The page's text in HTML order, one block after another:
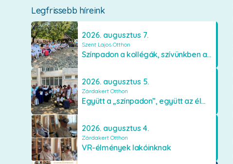
Legfrissebb híreink
2026. augusztus 7.
Szent Lajos Otthon
Színpadon a kollégák, szívünkben a lakók
2026. augusztus 5.
Zárdakert Otthon
Együtt a „színpadon”, együtt az élményekért 🎭✨
2026. augusztus 4.
Zárdakert Otthon
VR-élmények lakóinknak